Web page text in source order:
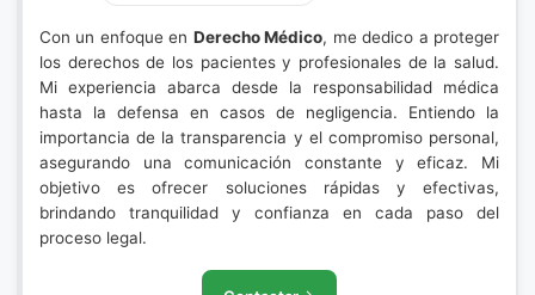
Con un enfoque en Derecho Médico, me dedico a proteger
los derechos de los pacientes y profesionales de la salud.
Mi experiencia abarca desde la responsabilidad médica
hasta la defensa en casos de negligencia. Entiendo la
importancia de la transparencia y el compromiso personal,
asegurando una comunicación constante y eficaz. Mi
objetivo es ofrecer soluciones rápidas y efectivas,
brindando tranquilidad y confianza en cada paso del
proceso legal.